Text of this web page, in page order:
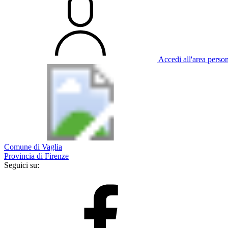
Accedi all'area
Comune di Vaglia
Provincia di Firenze
Seguici su: